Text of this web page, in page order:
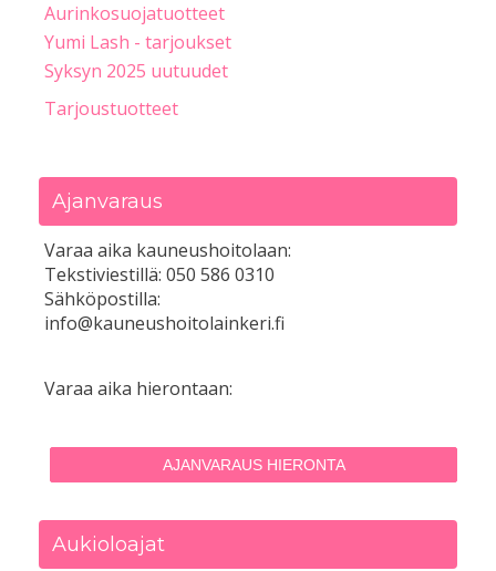
Aurinkosuojatuotteet
Yumi Lash - tarjoukset
Syksyn 2025 uutuudet
Tarjoustuotteet
Ajanvaraus
Varaa aika kauneushoitolaan:
Tekstiviestillä: 050 586 0310
Sähköpostilla:
info@kauneushoitolainkeri.fi
Varaa aika hierontaan:
AJANVARAUS HIERONTA
Aukioloajat